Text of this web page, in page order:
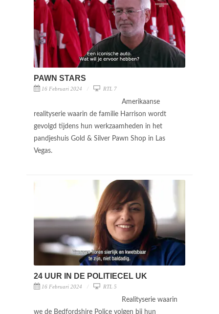
PAWN STARS
16 Februari 2024 RTL 7
Amerikaanse
realityserie waarin de familie Harrison wordt
gevolgd tijdens hun werkzaamheden in het
pandjeshuis Gold & Silver Pawn Shop in Las
Vegas.
24 UUR IN DE POLITIECEL UK
16 Februari 2024 RTL 5
Realityserie waarin
we de Bedfordshire Police volgen bij hun